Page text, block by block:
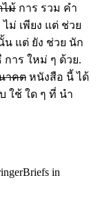
ไม้ การ รวม คํา
ม่ เพียง แต่ ช่วย
แต่ ยัง ช่วย นัก
การ ใหม่ ๆ ด้วย.
าคต หนังสือ นี้ ได้
ใช้ ใด ๆ ที่ นํา
in